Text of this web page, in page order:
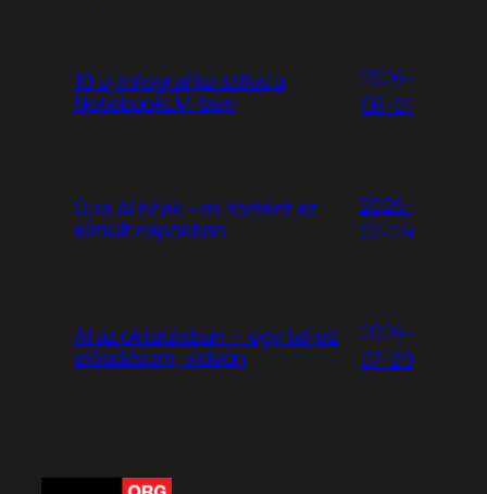
10 új infografika stílus a
NotebookLM-ben
2026-
08-01
Újra AI hírek – mi történt az
elmúlt napokban
2026-
07-29
AI az oktatásban — egy teljes
előadásom, videón
2026-
07-29